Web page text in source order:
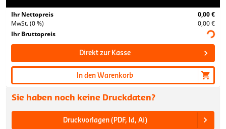
Ihr Nettopreis
0,00 €
MwSt. (0 %)
0,00 €
Ihr Bruttopreis
Direkt zur Kasse
In den Warenkorb
Sie haben noch keine Druckdaten?
Druckvorlagen (PDF, Id, Ai)